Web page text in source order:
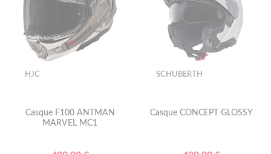
HJC
Casque F100 ANTMAN
MARVEL MC1
SCHUBERTH
Casque CONCEPT GLOSSY